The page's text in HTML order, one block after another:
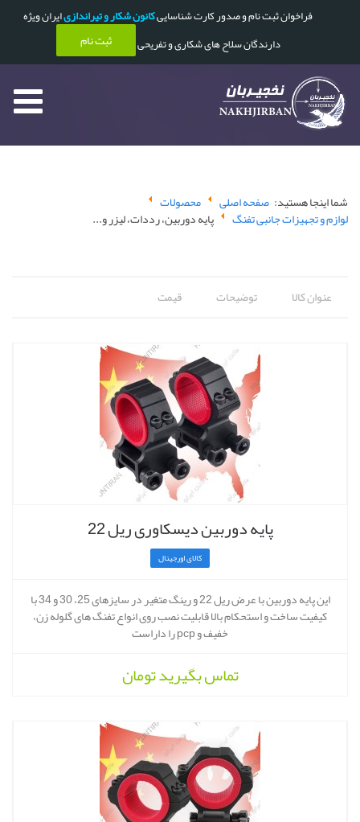
فراخوان ثبت نام و صدور کارت شناساییکانون شکار و تیراندازیایران ویژه
دارندگان سلاح های شکاری و تفریحی
ثبت نام
شما اینجا هستید: صفحه اصلی محصولات
لوازم و تجهیزات جانبی تفنگ پایه دوربین، رددات، لیزر و...
عنوان کالا توضیحات قیمت
پایه دوربین دیسکاوری ریل 22
کالای اورجینال
این پایه دوربین با عرض ریل 22 و رینگ متغیر در سایزهای 25، 30 و 34 با
کیفیت ساخت و استحکام بالا قابلیت نصب روی انواع تفنگ های گلوله زن،
خفیف و pcp را داراست
تماس بگیریدتومان